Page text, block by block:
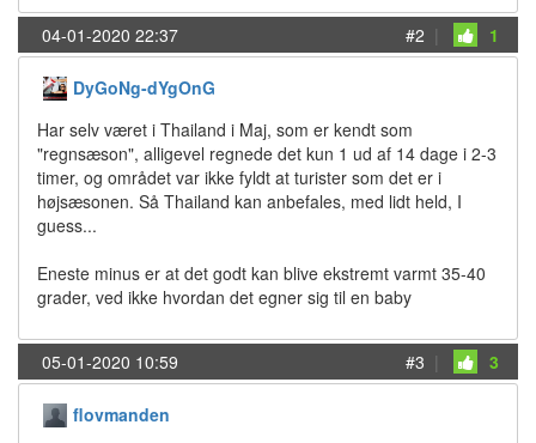
04-01-2020 22:37 #2 | 1
DyGoNg-dYgOnG
Har selv været i Thailand i Maj, som er kendt som
"regnsæson", alligevel regnede det kun 1 ud af 14 dage i 2-3
timer, og området var ikke fyldt at turister som det er i
højsæsonen. Så Thailand kan anbefales, med lidt held, I
guess...
Eneste minus er at det godt kan blive ekstremt varmt 35-40
grader, ved ikke hvordan det egner sig til en baby
05-01-2020 10:59 #3 | 3
flovmanden